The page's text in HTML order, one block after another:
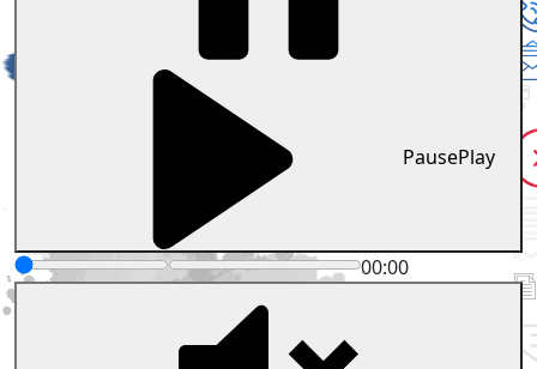
PausePlay
00:00